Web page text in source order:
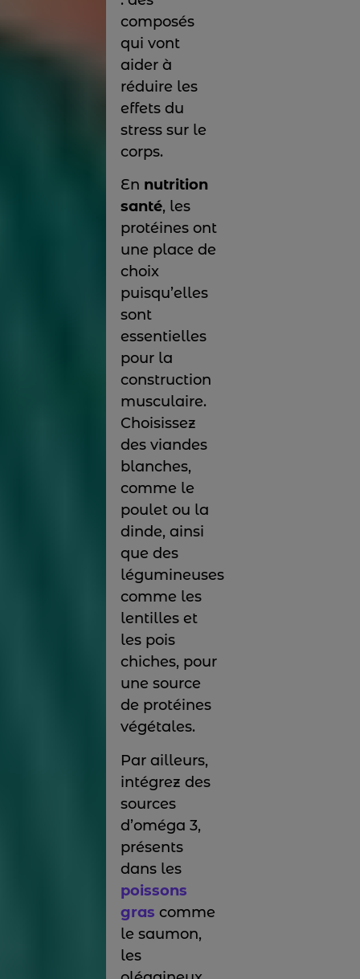
composés
qui vont
aider à
réduire les
effets du
stress sur le
corps.
En nutrition
santé, les
protéines ont
une place de
choix
puisqu’elles
sont
essentielles
pour la
construction
musculaire.
Choisissez
des viandes
blanches,
comme le
poulet ou la
dinde, ainsi
que des
légumineuses
comme les
lentilles et
les pois
chiches, pour
une source
de protéines
végétales.
Par ailleurs,
intégrez des
sources
d’oméga 3,
présents
dans les
poissons
gras comme
le saumon,
les